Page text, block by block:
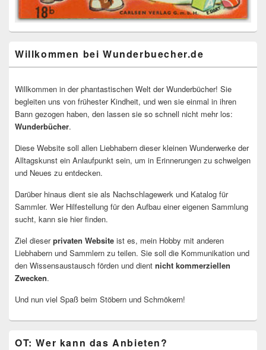
Willkommen bei Wunderbuecher.de
Willkommen in der phantastischen Welt der Wunderbücher! Sie
begleiten uns von frühester Kindheit, und wen sie einmal in ihren
Bann gezogen haben, den lassen sie so schnell nicht mehr los:
Wunderbücher.
Diese Website soll allen Liebhabern dieser kleinen Wunderwerke der
Alltagskunst ein Anlaufpunkt sein, um in Erinnerungen zu schwelgen
und Neues zu entdecken.
Darüber hinaus dient sie als Nachschlagewerk und Katalog für
Sammler. Wer Hilfestellung für den Aufbau einer eigenen Sammlung
sucht, kann sie hier finden.
Ziel dieserprivaten Website ist es, mein Hobby mit anderen
Liebhabern und Sammlern zu teilen. Sie soll die Kommunikation und
den Wissensaustausch förden und dient nicht kommerziellen
Zwecken.
Und nun viel Spaß beim Stöbern und Schmökern!
OT: Wer kann das Anbieten?